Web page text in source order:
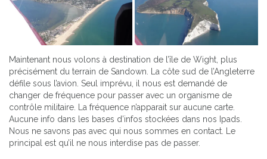
Maintenant nous volons à destination de l’île de Wight, plus
précisément du terrain de Sandown. La côte sud de l’Angleterre
défile sous l’avion. Seul imprévu, il nous est demandé de
changer de fréquence pour passer avec un organisme de
contrôle militaire. La fréquence n’apparait sur aucune carte.
Aucune info dans les bases d’infos stockées dans nos Ipads.
Nous ne savons pas avec qui nous sommes en contact. Le
principal est qu’il ne nous interdise pas de passer.